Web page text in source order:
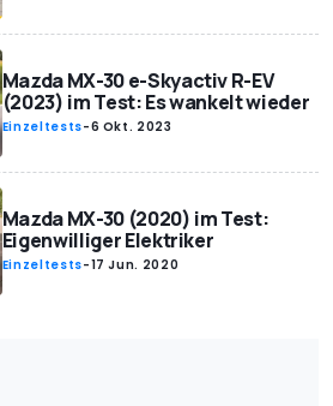
Mazda MX-30 e-Skyactiv R-EV
(2023) im Test: Es wankelt wieder
Einzeltests-6 Okt. 2023
Mazda MX-30 (2020) im Test:
Eigenwilliger Elektriker
Einzeltests-17 Jun. 2020